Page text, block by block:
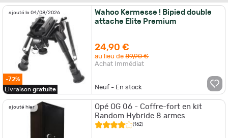
ajouté le 04/08/2026
-72%
Livraison gratuite
Wahoo Kermesse ! Bipied double
attache Elite Premium
24,90 €
au lieu de89,90 €
Achat Immédiat
Neuf - En stock
ajouté hier
Opé OG 06 - Coffre-fort en kit
Random Hybride 8 armes
(162)